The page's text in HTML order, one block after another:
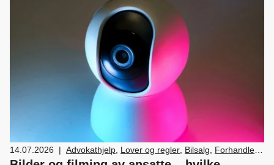
14.07.2026 | Advokathjelp Lover og regler Bilsalg
Forhandler
og servicemarkedsdrift,HR Ledelse og personal